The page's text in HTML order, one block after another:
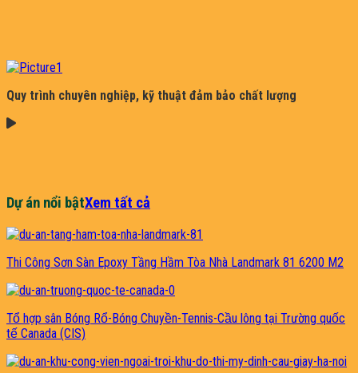
Quy trình chuyên nghiệp, kỹ thuật đảm bảo chất lượng
Dự án nổi bậtXem tất cả
Thi Công Sơn Sàn Epoxy Tầng Hầm Tòa Nhà Landmark 81 6200 M2
Tổ hợp sân Bóng Rổ-Bóng Chuyền-Tennis-Cầu lông tại Trường quốc
tế Canada (CIS)